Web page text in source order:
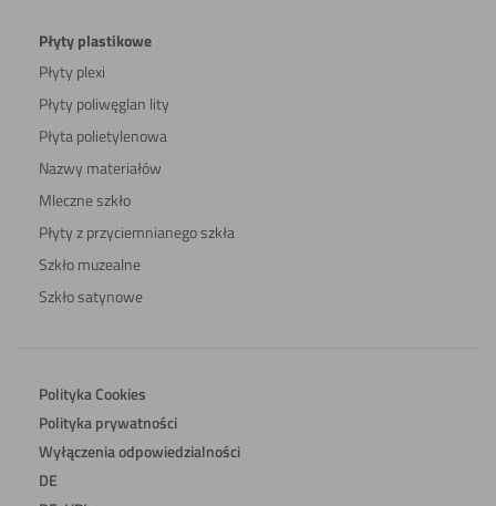
Płyty plastikowe
Płyty plexi
Płyty poliwęglan lity
Płyta polietylenowa
Nazwy materiałów
Mleczne szkło
Płyty z przyciemnianego szkła
Szkło muzealne
Szkło satynowe
Polityka Cookies
Polityka prywatności
Wyłączenia odpowiedzialności
DE